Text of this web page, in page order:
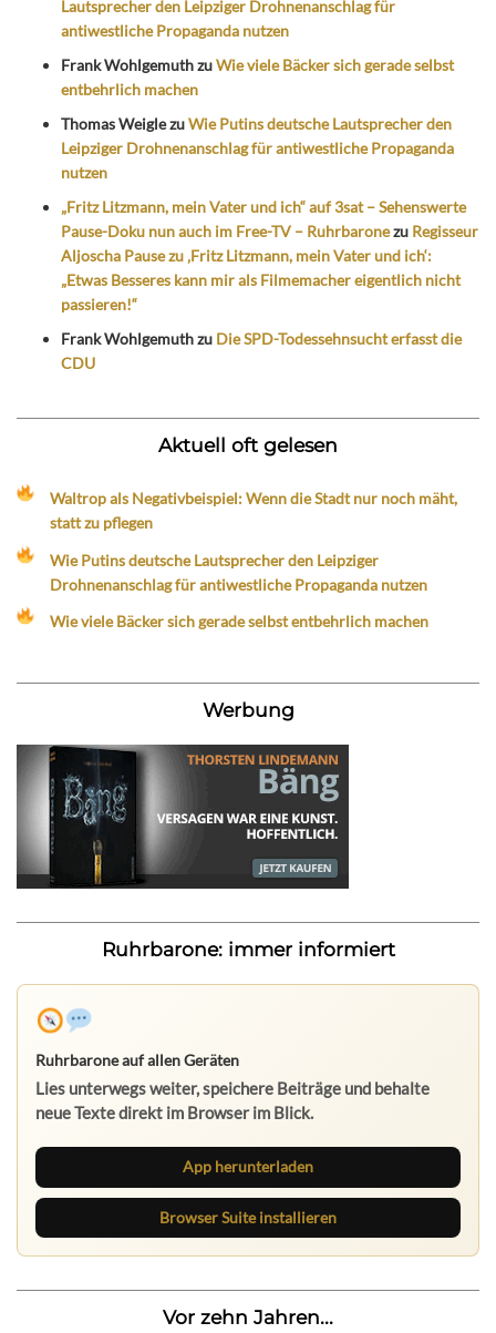
Lautsprecher den Leipziger Drohnenanschlag für
antiwestliche Propaganda nutzen
Frank WohlgemuthzuWie viele Bäcker sich gerade selbst
entbehrlich machen
Thomas WeiglezuWie Putins deutsche Lautsprecher den
Leipziger Drohnenanschlag für antiwestliche Propaganda
nutzen
„Fritz Litzmann, mein Vater und ich“ auf 3sat – Sehenswerte
Pause-Doku nun auch im Free-TV – Ruhrbaronezu Regisseur
Aljoscha Pause zu ‚Fritz Litzmann, mein Vater und ich‘:
„Etwas Besseres kann mir als Filmemacher eigentlich nicht
passieren!“
Frank Wohlgemuthzu Die SPD-Todessehnsucht erfasst die
CDU
Aktuell oft gelesen
Waltrop als Negativbeispiel: Wenn die Stadt nur noch mäht,
statt zu pflegen
Wie Putins deutsche Lautsprecher den Leipziger
Drohnenanschlag für antiwestliche Propaganda nutzen
Wie viele Bäcker sich gerade selbst entbehrlich machen
Werbung
Ruhrbarone: immer informiert
Ruhrbarone auf allen Geräten
Lies unterwegs weiter, speichere Beiträge und behalte
neue Texte direkt im Browser im Blick.
App herunterladen
Browser Suite installieren
Vor zehn Jahren...